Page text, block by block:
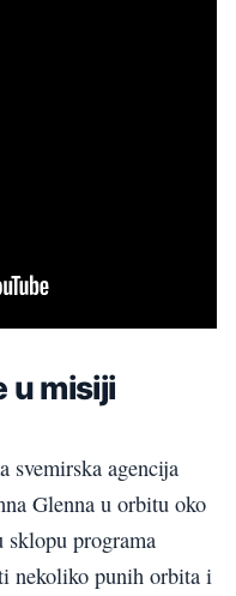
u misiji
svemirska agencija
Glenna u orbitu oko
sklopu programa
nekoliko punih orbita i